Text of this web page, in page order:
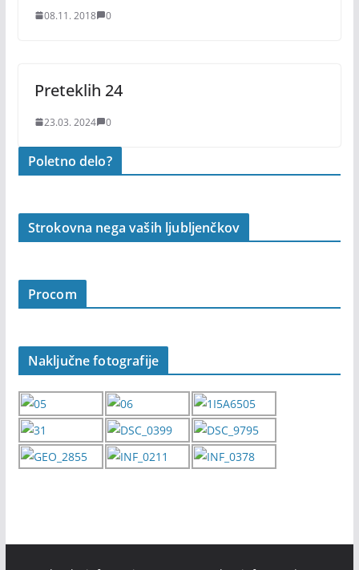
08.11. 2018 0
Preteklih 24
23.03. 2024 0
Poletno delo?
Strokovna nega vaših ljubljenčkov
Procom
Naključne fotografije